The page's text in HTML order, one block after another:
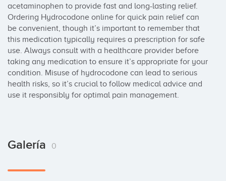
acetaminophen to provide fast and long-lasting relief.
Ordering Hydrocodone online for quick pain relief can
be convenient, though it’s important to remember that
this medication typically requires a prescription for safe
use. Always consult with a healthcare provider before
taking any medication to ensure it’s appropriate for your
condition. Misuse of hydrocodone can lead to serious
health risks, so it’s crucial to follow medical advice and
use it responsibly for optimal pain management.
Galería 0